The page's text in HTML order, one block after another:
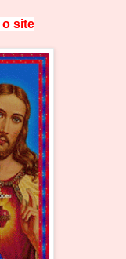
o site